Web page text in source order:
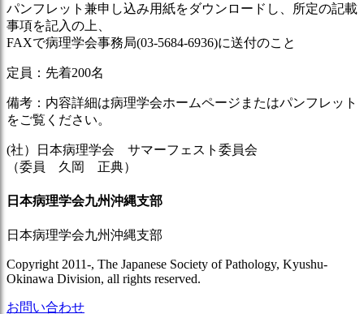
パンフレット兼申し込み用紙をダウンロードし、所定の記載
事項を記入の上、
FAXで病理学会事務局(03-5684-6936)に送付のこと
定員：先着200名
備考：内容詳細は病理学会ホームページまたはパンフレット
をご覧ください。
(社）日本病理学会 サマーフェスト委員会
（委員 久岡 正典）
日本病理学会九州沖縄支部
日本病理学会九州沖縄支部
Copyright 2011-, The Japanese Society of Pathology, Kyushu-
Okinawa Division, all rights reserved.
お問い合わせ